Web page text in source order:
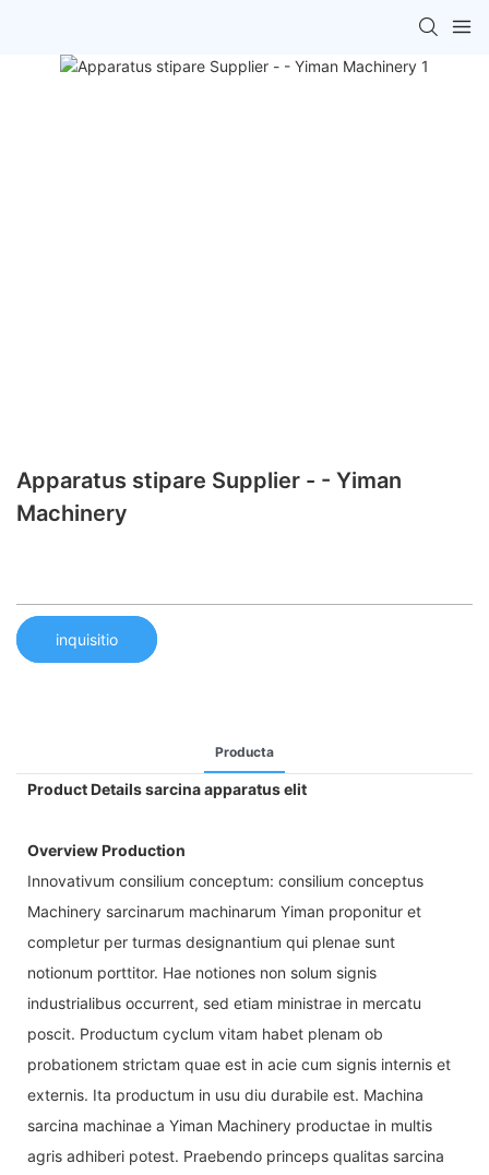
Apparatus stipare Supplier - - Yiman
Machinery
inquisitio
Producta
Product Details sarcina apparatus elit
Overview Production
Innovativum consilium conceptum: consilium conceptus
Machinery sarcinarum machinarum Yiman proponitur et
completur per turmas designantium qui plenae sunt
notionum porttitor. Hae notiones non solum signis
industrialibus occurrent, sed etiam ministrae in mercatu
poscit. Productum cyclum vitam habet plenam ob
probationem strictam quae est in acie cum signis internis et
externis. Ita productum in usu diu durabile est. Machina
sarcina machinae a Yiman Machinery productae in multis
agris adhiberi potest. Praebendo princeps qualitas sarcina